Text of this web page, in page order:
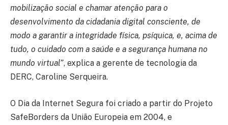
mobilização social e chamar atenção para o
desenvolvimento da cidadania digital consciente, de
modo a garantir a integridade física, psíquica, e, acima de
tudo, o cuidado com a saúde e a segurança humana no
mundo virtual”, explica a gerente de tecnologia da
DERC, Caroline Serqueira.
O Dia da Internet Segura foi criado a partir do Projeto
SafeBorders da União Europeia em 2004, e